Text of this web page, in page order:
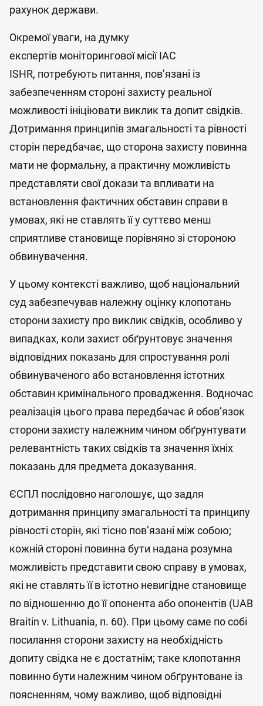
рахунок держави.
Окремої уваги, на думку
експертів моніторингової місії IAC
ISHR, потребують питання, пов’язані із
забезпеченням стороні захисту реальної
можливості ініціювати виклик та допит свідків.
Дотримання принципів змагальності та рівності
сторін передбачає, що сторона захисту повинна
мати не формальну, а практичну можливість
представляти свої докази та впливати на
встановлення фактичних обставин справи в
умовах, які не ставлять її у суттєво менш
сприятливе становище порівняно зі стороною
обвинувачення.
У цьому контексті важливо, щоб національний
суд забезпечував належну оцінку клопотань
сторони захисту про виклик свідків, особливо у
випадках, коли захист обґрунтовує значення
відповідних показань для спростування ролі
обвинуваченого або встановлення істотних
обставин кримінального провадження. Водночас
реалізація цього права передбачає й обов’язок
сторони захисту належним чином обґрунтувати
релевантність таких свідків та значення їхніх
показань для предмета доказування.
ЄСПЛ послідовно наголошує, що задля
дотримання принципу змагальності та принципу
рівності сторін, які тісно пов’язані між собою;
кожній стороні повинна бути надана розумна
можливість представити свою справу в умовах,
які не ставлять її в істотно невигідне становище
по відношенню до її опонента або опонентів (UAB
Braitin v. Lithuania, п. 60). При цьому саме по собі
посилання сторони захисту на необхідність
допиту свідка не є достатнім; таке клопотання
повинно бути належним чином обґрунтоване із
поясненням, чому важливо, щоб відповідні